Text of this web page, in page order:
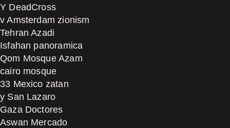
Y DeadCross
v Amsterdam zionism
Tehran Azadi
Isfahan panoramica
Qom Mosque Azam
cairo mosque
33 Mexico zatan
y San Lazaro
Gaza Doctores
Aswan Mercado